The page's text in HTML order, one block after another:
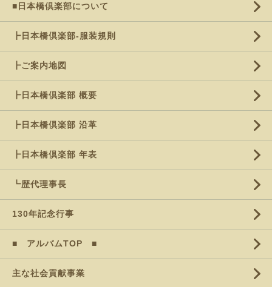
■日本橋倶楽部について
┣日本橋倶楽部-服装規則
┣ご案内地図
┣日本橋倶楽部 概要
┣日本橋倶楽部 沿革
┣日本橋倶楽部 年表
┗歴代理事長
130年記念行事
■ アルバムTOP ■
主な社会貢献事業